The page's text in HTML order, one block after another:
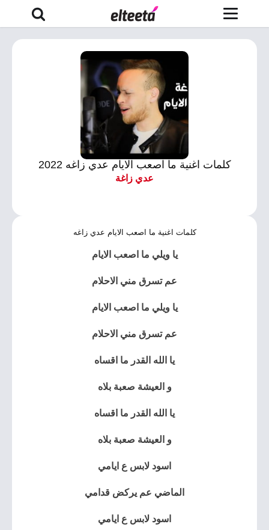
كلمات اغنية ما اصعب الايام عدي زاغه 2022
عدي زاغة
كلمات اغنية ما اصعب الايام عدي زاغه
يا ويلي ما اصعب الايام
عم تسرق مني الاحلام
يا ويلي ما اصعب الايام
عم تسرق مني الاحلام
يا الله القدر ما اقساه
و العيشة صعبة بلاه
يا الله القدر ما اقساه
و العيشة صعبة بلاه
اسود لابس ع ايامي
الماضي عم يركض قدامي
اسود لابس ع ايامي